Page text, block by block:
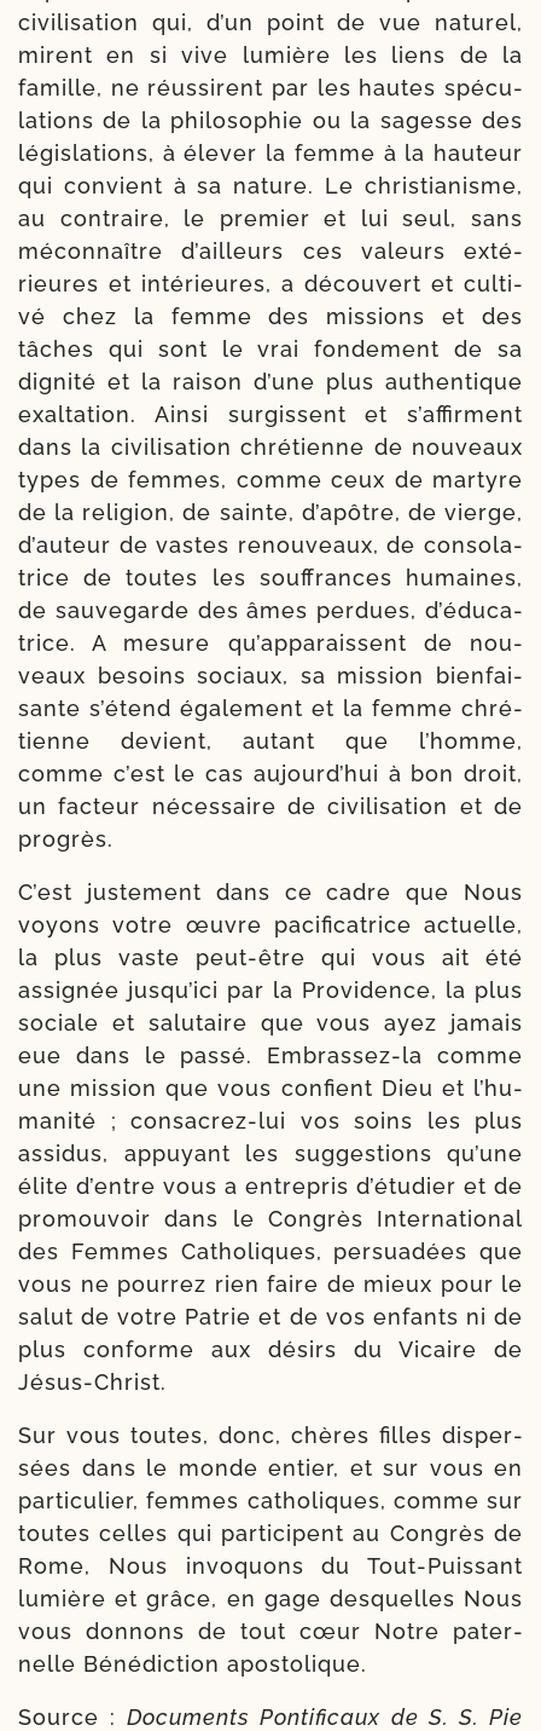
civi­li­sa­tion qui, d’un point de vue natu­rel,
mirent en si vive lumière les liens de la
famille, ne réus­sirent par les hautes spé­cu­
la­tions de la phi­lo­so­phie ou la sagesse des
légis­la­tions, à éle­ver la femme à la hau­teur
qui convient à sa nature. Le chris­tia­nisme,
au contraire, le pre­mier et lui seul, sans
mécon­naître d’ailleurs ces valeurs exté­
rieures et inté­rieures, a décou­vert et culti­
vé chez la femme des mis­sions et des
tâches qui sont le vrai fon­de­ment de sa
digni­té et la rai­son d’une plus authen­tique
exal­ta­tion. Ainsi sur­gissent et s’af­firment
dans la civi­li­sa­tion chré­tienne de nou­veaux
types de femmes, comme ceux de mar­tyre
de la reli­gion, de sainte, d’a­pôtre, de vierge,
d’au­teur de vastes renou­veaux, de conso­la­
trice de toutes les souf­frances humaines,
de sau­ve­garde des âmes per­dues, d’éduca­
trice. A mesure qu’ap­pa­raissent de nou­
veaux besoins sociaux, sa mis­sion bien­fai­
sante s’é­tend éga­le­ment et la femme chré­
tienne devient, autant que l’homme,
comme c’est le cas aujour­d’hui à bon droit,
un fac­teur néces­saire de civi­li­sa­tion et de
progrès.
C’est jus­te­ment dans ce cadre que Nous
voyons votre œuvre paci­fi­ca­trice actuelle,
la plus vaste peut-​être qui vous ait été
assi­gnée jus­qu’i­ci par la Providence, la plus
sociale et salu­taire que vous ayez jamais
eue dans le pas­sé. Embrassez-​la comme
une mis­sion que vous confient Dieu et l’hu­
ma­ni­té ; consacrez-​lui vos soins les plus
assi­dus, appuyant les sug­ges­tions qu’une
élite d’entre vous a entre­pris d’é­tu­dier et de
pro­mou­voir dans le Congrès International
des Femmes Catholiques, per­sua­dées que
vous ne pour­rez rien faire de mieux pour le
salut de votre Patrie et de vos enfants ni de
plus conforme aux dési­rs du Vicaire de
Jésus-Christ.
Sur vous toutes, donc, chères filles dis­per­
sées dans le monde entier, et sur vous en
par­ti­cu­lier, femmes catho­liques, comme sur
toutes celles qui par­ti­cipent au Congrès de
Rome, Nous invo­quons du Tout-​Puissant
lumière et grâce, en gage des­quelles Nous
vous don­nons de tout cœur Notre pater­
nelle Bénédiction apostolique.
Source :Documents Pontificaux de S. S. Pie